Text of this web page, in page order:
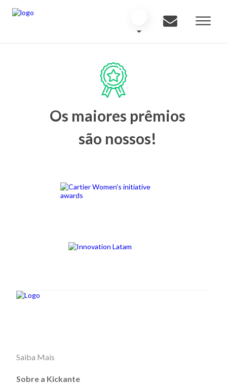
Os maiores prêmios
são nossos!
Saiba Mais
Sobre a Kickante